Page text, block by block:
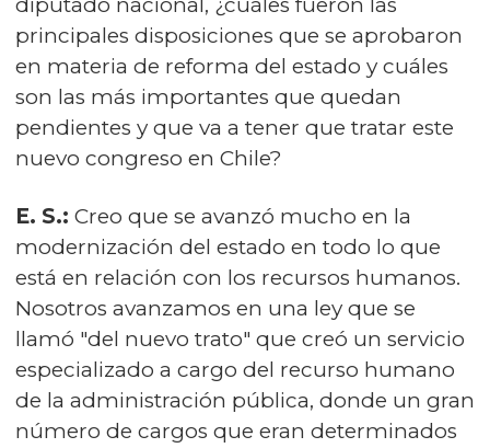
principales disposiciones que se aprobaron
en materia de reforma del estado y cuáles
son las más importantes que quedan
pendientes y que va a tener que tratar este
nuevo congreso en Chile?
E. S.: Creo que se avanzó mucho en la
modernización del estado en todo lo que
está en relación con los recursos humanos.
Nosotros avanzamos en una ley que se
llamó "del nuevo trato" que creó un servicio
especializado a cargo del recurso humano
de la administración pública, donde un gran
número de cargos que eran determinados